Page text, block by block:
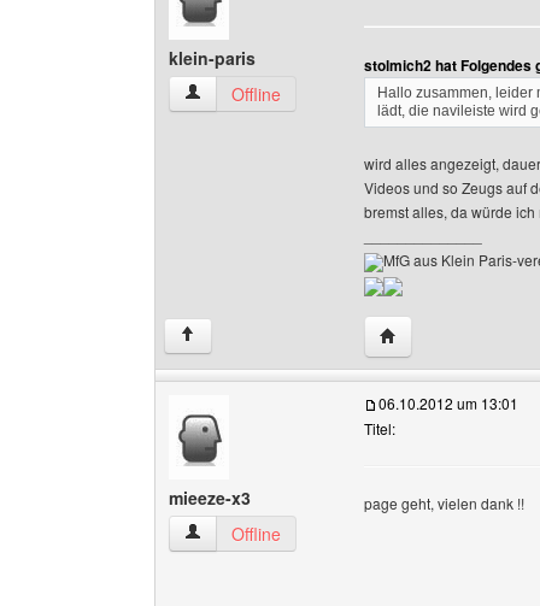
klein-paris
klein-paris Benutzer-Profile anzeigen
Offline
stolmich2 hat Folgendes
Hallo zusammen, leider
lädt, die navileiste wird
wird alles angezeigt,
Videos und so Zeugs auf
bremst alles, da würde
MfG aus Klein Paris-
↑ Website dieses
mieeze-x3
mieeze-x3 Benutzer-Profile anzeigen
Offline
06.10.2012 um 13:01
Titel:
page geht, vielen dank !!